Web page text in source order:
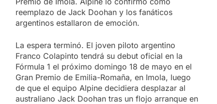
reemplazo de Jack Doohan y los fanáticos
argentinos estallaron de emoción.
La espera terminó. El joven piloto argentino
Franco Colapinto tendrá su debut oficial en la
Fórmula 1 el próximo domingo 18 de mayo en el
Gran Premio de Emilia-Romaña, en Imola, luego
de que el equipo Alpine decidiera desplazar al
australiano Jack Doohan tras un flojo arranque en